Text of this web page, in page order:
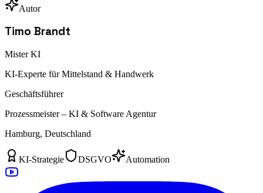
Autor
Timo Brandt
Mister KI
KI-Experte für Mittelstand & Handwerk
Geschäftsführer
Prozessmeister – KI & Software Agentur
Hamburg, Deutschland
KI-Strategie DSGVO Automation